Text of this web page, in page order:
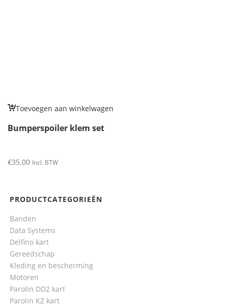
Toevoegen aan winkelwagen
Bumperspoiler klem set
€35.00 Incl. BTW
PRODUCTCATEGORIEËN
Banden
Data Systems
Delfino kart
Gereedschap
Kleding en bescherming
Motoren
Parolin DD2 kart
Parolin KZ kart